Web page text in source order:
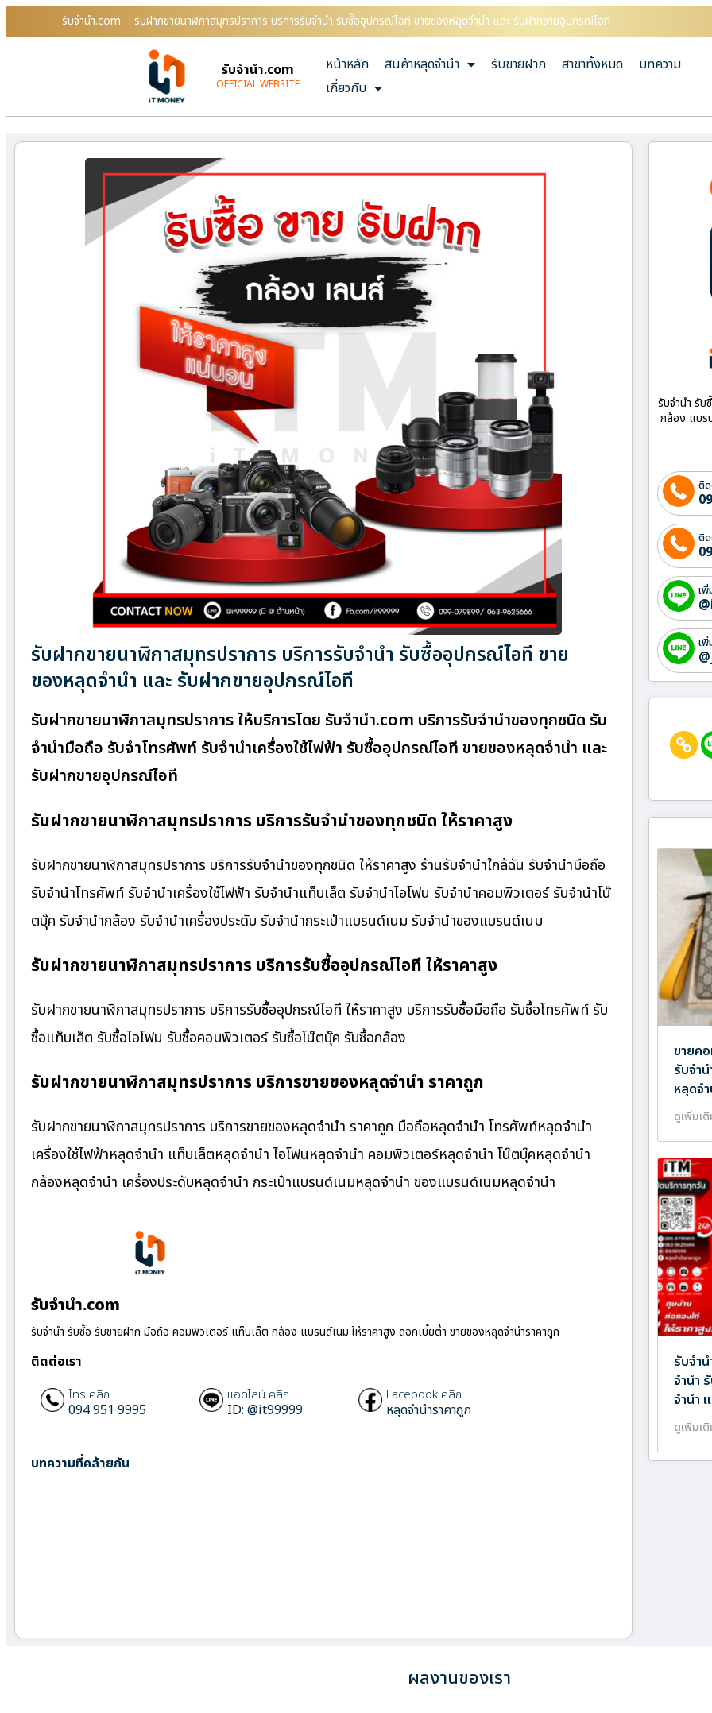
รับจํานํา.com : รับฝากขายนาฬิกาสมุทรปราการ บริการรับจำนำ รับซื้ออุปกรณ์ไอที ขายของหลุดจำนำ และ รับฝากขายอุปกรณ์ไอที
รับจํานํา.com
OFFICIAL WEBSITE
หน้าหลัก สินค้าหลุดจำนำ รับขายฝาก สาขาทั้งหมด
บทความ
เกี่ยวกับ
รับฝากขายนาฬิกาสมุทรปราการ บริการรับจำนำ รับซื้ออุปกรณ์ไอที ขาย
ของหลุดจำนำ และ รับฝากขายอุปกรณ์ไอที
รับฝากขายนาฬิกาสมุทรปราการ ให้บริการโดย รับจํานํา.com บริการรับจำนำของทุกชนิด รับ
จำนำมือถือ รับจำโทรศัพท์ รับจำนำเครื่องใช้ไฟฟ้า รับซื้ออุปกรณ์ไอที ขายของหลุดจำนำ และ
รับฝากขายอุปกรณ์ไอที
รับฝากขายนาฬิกาสมุทรปราการ บริการรับจำนำของทุกชนิด ให้ราคาสูง
รับฝากขายนาฬิกาสมุทรปราการ บริการรับจำนำของทุกชนิด ให้ราคาสูง ร้านรับจํานําใกล้ฉัน รับจำนำมือถือ
รับจำนำโทรศัพท์ รับจำนำเครื่องใช้ไฟฟ้า รับจำนำแท็บเล็ต รับจำนำไอโฟน รับจำนำคอมพิวเตอร์ รับจำนำโน๊
ตบุ๊ค รับจำนำกล้อง รับจำนำเครื่องประดับ รับจำนำกระเป๋าแบรนด์เนม รับจำนำของแบรนด์เนม
รับฝากขายนาฬิกาสมุทรปราการ บริการรับซื้ออุปกรณ์ไอที ให้ราคาสูง
รับฝากขายนาฬิกาสมุทรปราการ บริการรับซื้ออุปกรณ์ไอที ให้ราคาสูง บริการรับซื้อมือถือ รับซื้อโทรศัพท์ รับ
ซื้อแท็บเล็ต รับซื้อไอโฟน รับซื้อคอมพิวเตอร์ รับซื้อโน๊ตบุ๊ค รับซื้อกล้อง
รับฝากขายนาฬิกาสมุทรปราการ บริการขายของหลุดจำนำ ราคาถูก
รับฝากขายนาฬิกาสมุทรปราการ บริการขายของหลุดจำนำ ราคาถูก มือถือหลุดจำนำ โทรศัพท์หลุดจำนำ
เครื่องใช้ไฟฟ้าหลุดจำนำ แท็บเล็ตหลุดจำนำ ไอโฟนหลุดจำนำ คอมพิวเตอร์หลุดจำนำ โน๊ตบุ๊คหลุดจำนำ
กล้องหลุดจำนำ เครื่องประดับหลุดจำนำ กระเป๋าแบรนด์เนมหลุดจำนำ ของแบรนด์เนมหลุดจำนำ
รับจํานํา.com
รับจำนำ รับซื้อ รับขายฝาก มือถือ คอมพิวเตอร์ แท็บเล็ต กล้อง แบรนด์เนม ให้ราคาสูง ดอกเบี้ยต่ำ ขายของหลุดจำนำราคาถูก
ติดต่อเรา
โทร คลิก
094 951 9995
แอดไลน์ คลิก
ID: @it99999
Facebook คลิก
หลุดจำนำราคาถูก
บทความที่คล้ายกัน
รับจำนำ รั
กล้อง แบร
ติ
ติ
เ
เ
ขายค
รับจำ
หลุดจ
ดูเพิ่มเ
รับจำ
จำนำ
จำนำ
ดูเพิ่มเ
ผลงานของเรา